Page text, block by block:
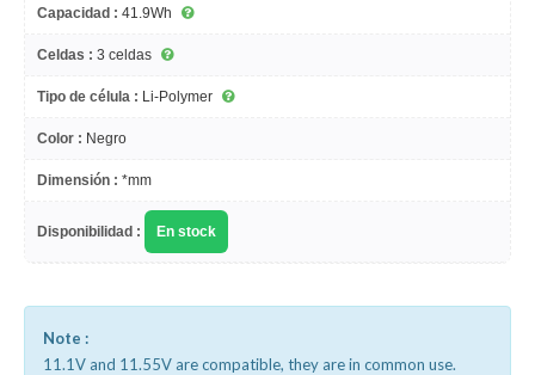
Capacidad : 41.9Wh
Celdas : 3 celdas
Tipo de célula : Li-Polymer
Color : Negro
Dimensión : *mm
Disponibilidad : En stock
Note :
11.1V and 11.55V are compatible, they are in common use.